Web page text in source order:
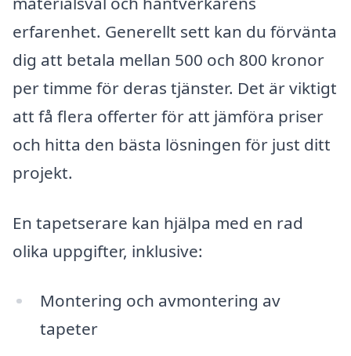
erfarenhet. Generellt sett kan du förvänta
dig att betala mellan 500 och 800 kronor
per timme för deras tjänster. Det är viktigt
att få flera offerter för att jämföra priser
och hitta den bästa lösningen för just ditt
projekt.
En tapetserare kan hjälpa med en rad
olika uppgifter, inklusive:
Montering och avmontering av
tapeter